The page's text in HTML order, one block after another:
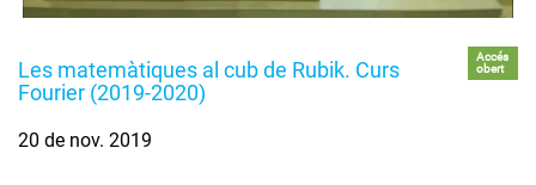
Les matemàtiques al cub de Rubik. Curs
Fourier (2019-2020)
Accés
obert
20 de nov. 2019